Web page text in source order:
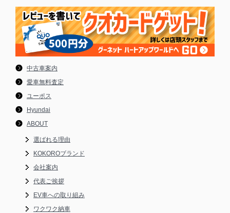
中古車案内
愛車無料査定
ユーポス
Hyundai
ABOUT
選ばれる理由
KOKOROブランド
会社案内
代表ご挨拶
EV車への取り組み
ワクワク納車